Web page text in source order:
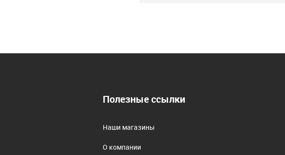
Полезные ссылки
Наши магазины
О компании